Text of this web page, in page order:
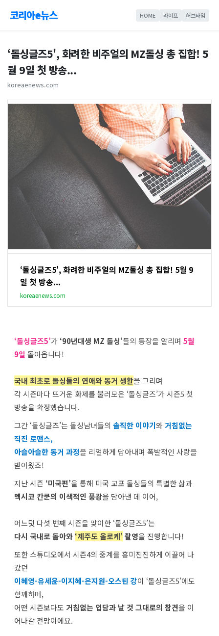
코리아e뉴스 HOME 라이프 허브타임
‘돌싱글즈5', 화려한 비주얼의 MZ돌싱 총 집합! 5
월 9일 첫 방송...
koreaenews.com
‘돌싱글즈5', 화려한 비주얼의 MZ돌싱 총 집합! 5월 9
일 첫 방송...
koreaenews.com
‘돌싱글즈5’가 ‘90년대생 MZ 돌싱’들의 등장을 알리며 5월
9일 돌아옵니다!
국내 최초로 돌싱들의 연애와 동거 생활을 그리며
각 시즌마다 뜨거운 화제를 불러모은 ‘돌싱글즈’가 시즌5 첫
방송을 확정했습니다.
그간 ‘돌싱글즈’는 돌싱남녀들의 솔직한 이야기와 거침없는
직진 로맨스,
아슬아슬한 동거 과정을 리얼하게 담아내며 폭발적인 사랑을
받아왔죠!
지난 시즌 ‘미국편’을 통해 미국 교포 돌싱들의 특별한 삶과
멕시코 칸쿤의 이색적인 풍광을 담아낸 데 이어,
어느덧 다섯 번째 시즌을 맞이한 ‘돌싱글즈5’는
다시 국내로 돌아와 ‘제주도 올로케’ 촬영을 진행합니다!
또한 스튜디오에서 시즌4의 중계를 흥미진진하게 이끌어 나
갔던
이혜영-유세윤-이지혜-은지원-오스틴 강이 ‘돌싱글즈5’에도
함께하며,
어떤 시즌보다도 거침없는 입담과 날 것 그대로의 참견을 이
어나갈 전망이에요.